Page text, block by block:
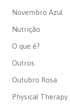
Novembro Azul
Nutrição
O que é?
Outros
Outubro Rosa
Physical Therapy